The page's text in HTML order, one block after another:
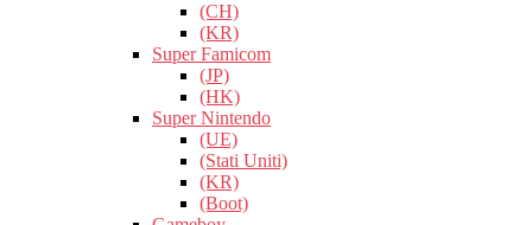
(CH)
(KR)
Super Famicom
(JP)
(HK)
Super Nintendo
(UE)
(Stati Uniti)
(KR)
(Boot)